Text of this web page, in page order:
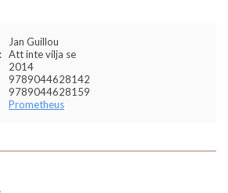
Jan Guillou
Att inte vilja se
2014
9789044628142
9789044628159
Prometheus